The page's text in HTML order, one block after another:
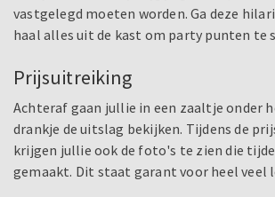
vastgelegd moeten worden. Ga deze
haal alles uit de kast om party punten te
Prijsuitreiking
Achteraf gaan jullie in een zaaltje onder
drankje de uitslag bekijken. Tijdens de
krijgen jullie ook de foto's te zien die
gemaakt. Dit staat garant voor heel veel